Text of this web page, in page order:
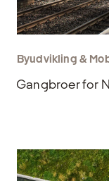
Byudvikling &
Gangbroer for